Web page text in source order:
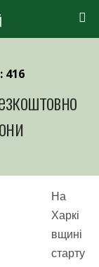
416
На
Харкі
вщині
старту